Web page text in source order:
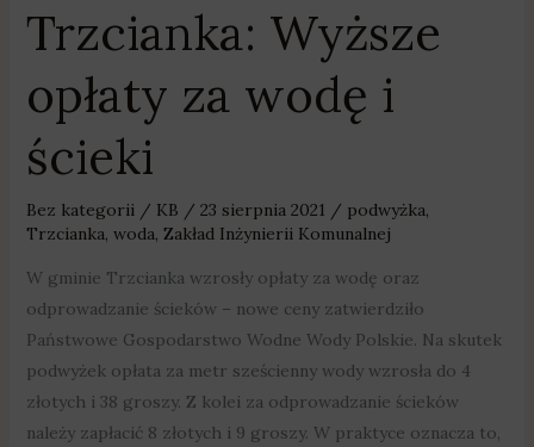
Trzcianka: Wyższe
opłaty za wodę i
ścieki
Bez kategorii/ KB / 23 sierpnia 2021 / podwyżka,
Trzcianka, woda, Zakład Inżynierii Komunalnej
W gminie Trzcianka wzrosły opłaty za wodę oraz
odprowadzanie ścieków – nowe ceny zatwierdziło
Państwowe Gospodarstwo Wodne Wody Polskie. Na skutek
podwyżek opłata za metr sześcienny wody wzrosła do 4
złotych i 38 groszy. Z kolei za odprowadzanie ścieków
należy zapłacić 8 złotych i 9 groszy. W praktyce oznacza to,
Trzcianka:
Wyższe
za
wodę
i
ścieki